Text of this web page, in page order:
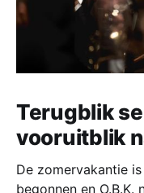
Terugblik
vooruitblik
De zomervakantie
begonnen en O.B.K.